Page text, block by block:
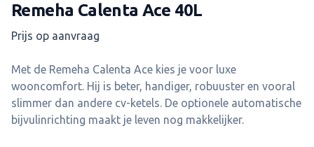
Remeha Calenta Ace 40L
Prijs op aanvraag
Met de Remeha Calenta Ace kies je voor luxe
wooncomfort. Hij is beter, handiger, robuuster en vooral
slimmer dan andere cv-ketels. De optionele automatische
bijvulinrichting maakt je leven nog makkelijker.